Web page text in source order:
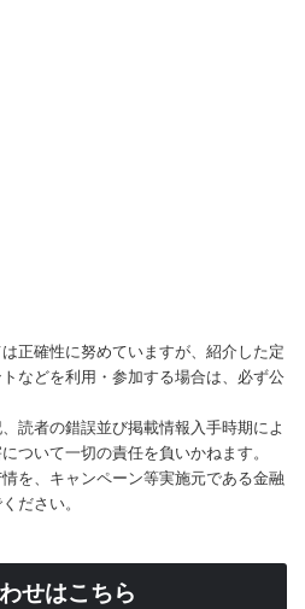
正確性に努めていますが、紹介した定
などを利用・参加する場合は、必ず公
読者の錯誤並び掲載情報入手時期によ
ついて一切の責任を負いかねます。
を、キャンペーン等実施元である金融
ださい。
せはこちら